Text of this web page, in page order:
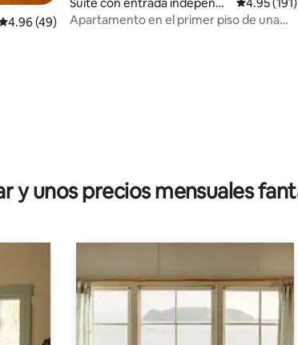
promedio: 4.96 de 5; 49 evaluaciones
4.96 (49)
ente en Véranne
Apartamento en el primer piso de una
y unos precios mensuales